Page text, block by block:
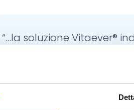
“…la soluzione Vitaever®
Cooperativa, secondo
efficacia in quanto